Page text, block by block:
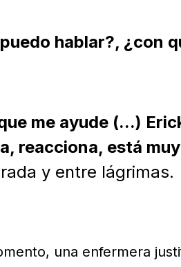
hablar?, ¿con
me ayude (...)
reacciona, está muy
y entre lágrimas.
una enfermera